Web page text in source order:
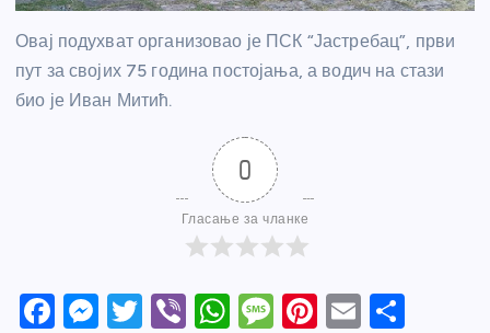
Овај подухват организовао је ПСК “Јастребац”, први
пут за својих 75 година постојања, а водич на стази
био је Иван Митић.
0
Гласање за чланке
F
M T
Vi W M Pi E